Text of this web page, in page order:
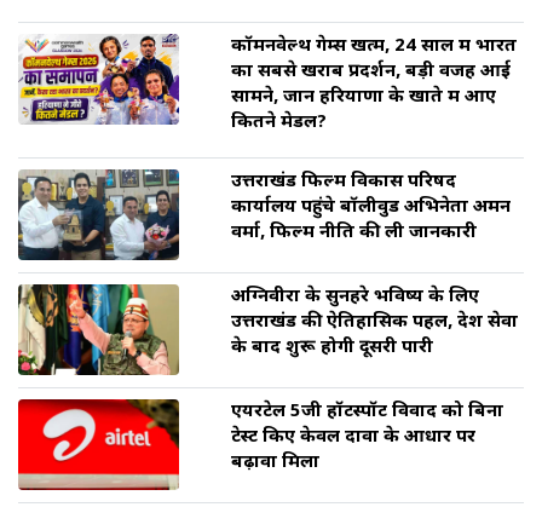
कॉमनवेल्थ गेम्स खत्म, 24 साल में भारत
का सबसे खराब प्रदर्शन, बड़ी वजह आई
सामने, जानें हरियाणा के खाते में आए
कितने मेडल?
उत्तराखंड फिल्म विकास परिषद
कार्यालय पहुंचे बॉलीवुड अभिनेता अमन
वर्मा, फिल्म नीति की ली जानकारी
अग्निवीरों के सुनहरे भविष्य के लिए
उत्तराखंड की ऐतिहासिक पहल, देश सेवा
के बाद शुरू होगी दूसरी पारी
एयरटेल 5जी हॉटस्पॉट विवाद को बिना
टेस्ट किए केवल दावों के आधार पर
बढ़ावा मिला